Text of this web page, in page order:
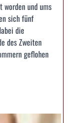
worden und ums
sich fünf
die
des Zweiten
geflohen